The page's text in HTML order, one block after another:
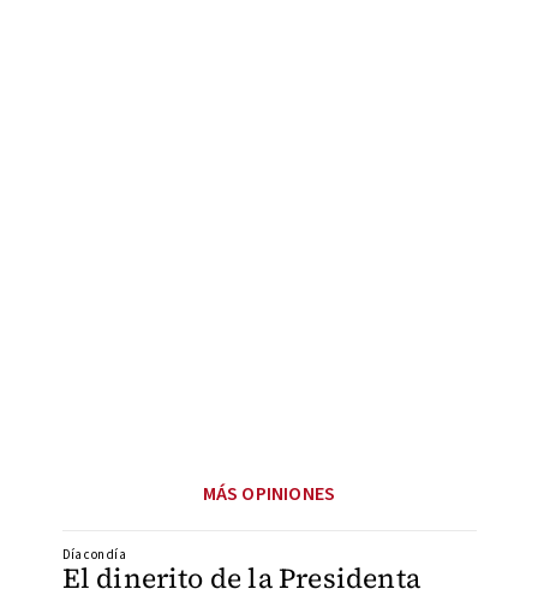
MÁS OPINIONES
El dinerito de la Presidenta
Día con día